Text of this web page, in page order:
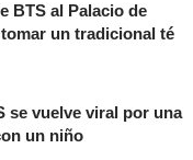
BTS al Palacio de
un tradicional té
se vuelve viral por una
un niño